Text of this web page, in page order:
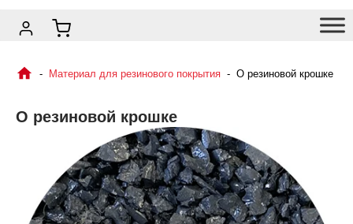
Материал для резинового покрытия О резиновой крошке
О резиновой крошке